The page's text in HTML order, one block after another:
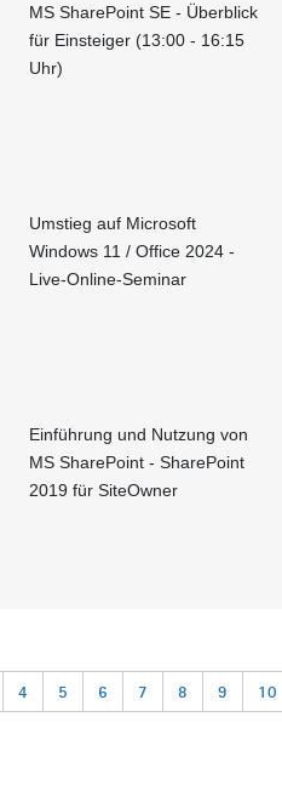
MS SharePoint SE - Überblick
für Einsteiger (13:00 - 16:15
Uhr)
Umstieg auf Microsoft
Windows 11 / Office 2024 -
Live-Online-Seminar
Einführung und Nutzung von
MS SharePoint - SharePoint
2019 für SiteOwner
4 5 6 7 8 9 10